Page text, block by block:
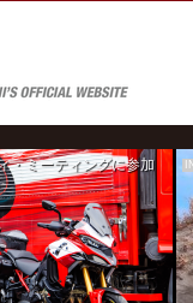
ミーティングに参加